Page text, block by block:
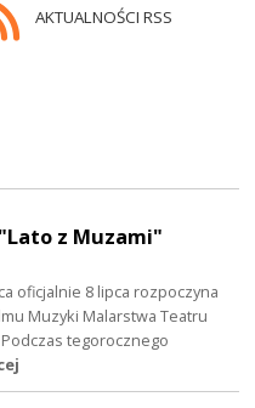
AKTUALNOŚCI RSS
z Muzami"
oficjalnie 8 lipca rozpoczyna
Muzyki Malarstwa Teatru
tegorocznego